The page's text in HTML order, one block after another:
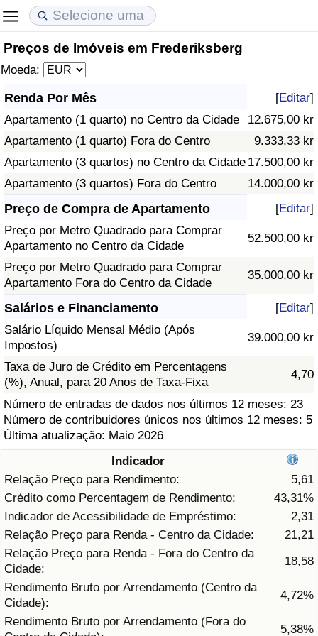
Preços de Imóveis em Frederiksberg
Moeda:
Renda Por Mês [Editar]
Apartamento (1 quarto) no Centro da Cidade
12.675,00 kr
Apartamento (1 quarto) Fora do Centro
9.333,33 kr
Apartamento (3 quartos) no Centro da Cidade 17.500,00 kr
Apartamento (3 quartos) Fora do Centro
14.000,00 kr
Preço de Compra de Apartamento [Editar]
Preço por Metro Quadrado para Comprar
Apartamento no Centro da Cidade
52.500,00 kr
Preço por Metro Quadrado para Comprar
Apartamento Fora do Centro da Cidade
35.000,00 kr
Salários e Financiamento [Editar]
Salário Líquido Mensal Médio (Após
Impostos)
39.000,00 kr
Taxa de Juro de Crédito em Percentagens
(%), Anual, para 20 Anos de Taxa-Fixa
4,70
Número de entradas de dados nos últimos 12 meses: 23
Número de contribuidores únicos nos últimos 12 meses: 5
Última atualização: Maio 2026
Indicador
Relação Preço para Rendimento:
5,61
Crédito como Percentagem de Rendimento:
43,31%
Indicador de Acessibilidade de Empréstimo:
2,31
Relação Preço para Renda - Centro da Cidade:
21,21
Relação Preço para Renda - Fora do Centro da
Cidade:
18,58
Rendimento Bruto por Arrendamento (Centro da
Cidade):
4,72%
Rendimento Bruto por Arrendamento (Fora do
5,38%
Custo de Vida
Indicador de Custo de Vida (Atual)
Indicador de Custo de Vida
Indicador de Custo de Vida Por País
Preços de Imóveis
Indicador de Preços de Imóveis (Atual)
Indicador de Preços de Imóveis
Indicador de Preços de Imóveis por País
Qualidade de Vida
Indicador de Qualidade de Vida
Indicador de Qualidade de Vida (Atual)
Índice de qualidade de vida por país
Taxa do Indicador de Crime (Atual)
Indicador de Crime
Índice de criminalidade por país
Saúde
Indicador de Saúde (Atual)
Indicador de Saúde
Indicador de Saúde por País
Poluição
Indicador de Poluição (Atual)
Índice de poluição
Indicador de Poluição por País
Trânsito